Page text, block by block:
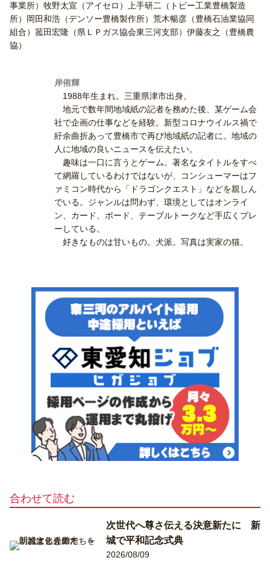
事業所）牧野太宣（アイセロ）上手研二（トピー工業豊橋製造
所）岡田和浩（デンソー豊橋製作所）荒木暢彦（豊橋石油業協同
組合）菰田宏隆（県ＬＰガス協会東三河支部）伊藤友之（豊橋農
協）
岸侑輝
1988年生まれ。三重県津市出身。
地元で数年間地域紙の記者を務めた後、某ゲーム会
社で企画の仕事などを経験。新型コロナウイルス禍で
紆余曲折あって豊橋市で再び地域紙の記者に。地域の
人に地域の良いニュースを伝えたい。
趣味は一口に言うとゲーム。著名なタイトルをすべ
て網羅しているわけではないが、コンシューマーはフ
ァミコン時代から「ドラゴンクエスト」などを親しん
でいる。ジャンルは問わず、環境としてはオンライ
ン、カード、ボード、テーブルトークなど手広くプレ
ーしている。
好きなものは甘いもの。犬派。写真は実家の猫。
合わせて読む
次世代へ尊さ伝える決意新たに 新
城で平和記念式典
2026/08/09